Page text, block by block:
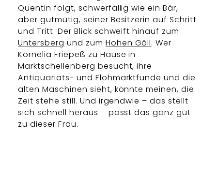
Quentin folgt, schwerfällig wie ein Bär,
aber gutmütig, seiner Besitzerin auf Schritt
und Tritt. Der Blick schweift hinauf zum
Untersberg und zum Hohen Göll. Wer
Kornelia Friepeß zu Hause in
Marktschellenberg besucht, ihre
Antiquariats- und Flohmarktfunde und die
alten Maschinen sieht, könnte meinen, die
Zeit stehe still. Und irgendwie – das stellt
sich schnell heraus – passt das ganz gut
zu dieser Frau.